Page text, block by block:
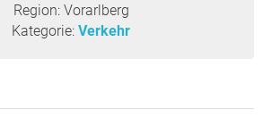
Region: Vorarlberg
Kategorie: Verkehr